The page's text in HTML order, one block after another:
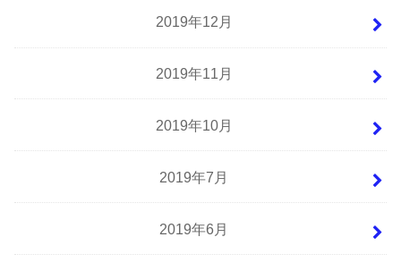
2019年12月
2019年11月
2019年10月
2019年7月
2019年6月